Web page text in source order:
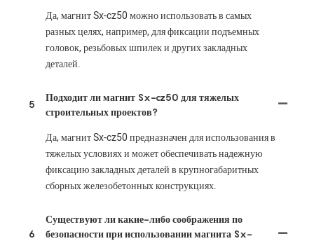
Да, магнит Sx-cz50 можно использовать в самых
разных целях, например, для фиксации подъемных
головок, резьбовых шпилек и других закладных
деталей.
5
Подходит ли магнит Sx-cz50 для тяжелых
строительных проектов?
Да, магнит Sx-cz50 предназначен для использования в
тяжелых условиях и может обеспечивать надежную
фиксацию закладных деталей в крупногабаритных
сборных железобетонных конструкциях.
6
Существуют ли какие-либо соображения по
безопасности при использовании магнита Sx-